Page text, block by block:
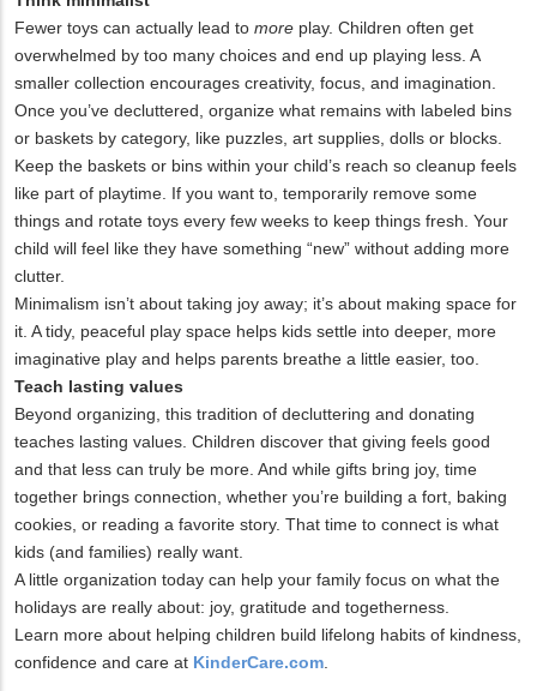
Fewer toys can actually lead to more play. Children often get
overwhelmed by too many choices and end up playing less. A
smaller collection encourages creativity, focus, and imagination.
Once you’ve decluttered, organize what remains with labeled bins
or baskets by category, like puzzles, art supplies, dolls or blocks.
Keep the baskets or bins within your child’s reach so cleanup feels
like part of playtime. If you want to, temporarily remove some
things and rotate toys every few weeks to keep things fresh. Your
child will feel like they have something “new” without adding more
clutter.
Minimalism isn’t about taking joy away; it’s about making space for
it. A tidy, peaceful play space helps kids settle into deeper, more
imaginative play and helps parents breathe a little easier, too.
Teach lasting values
Beyond organizing, this tradition of decluttering and donating
teaches lasting values. Children discover that giving feels good
and that less can truly be more. And while gifts bring joy, time
together brings connection, whether you’re building a fort, baking
cookies, or reading a favorite story. That time to connect is what
kids (and families) really want.
A little organization today can help your family focus on what the
holidays are really about: joy, gratitude and togetherness.
Learn more about helping children build lifelong habits of kindness,
confidence and care at KinderCare.com.